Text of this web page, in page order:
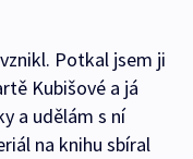
Potkal jsem ji
Kubišové a já
a udělám s ní
na knihu sbíral